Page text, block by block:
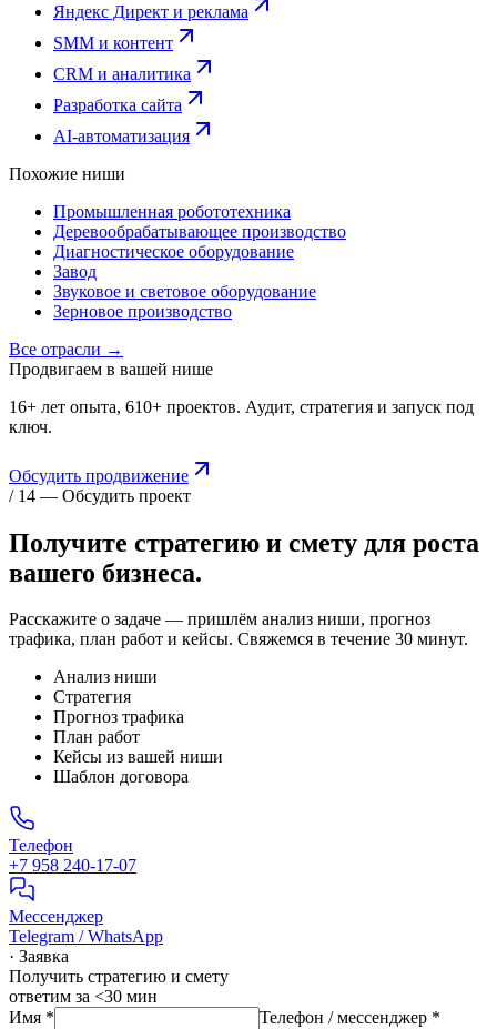
Яндекс Директ и реклама
SMM и контент
CRM и аналитика
Разработка сайта
AI-автоматизация
Похожие ниши
Промышленная робототехника
Деревообрабатывающее производство
Диагностическое оборудование
Завод
Звуковое и световое оборудование
Зерновое производство
Все отрасли →
Продвигаем в вашей нише
16+ лет опыта, 610+ проектов. Аудит, стратегия и запуск под
ключ.
Обсудить продвижение
/ 14 — Обсудить проект
Получите стратегию и смету для роста
вашего бизнеса.
Расскажите о задаче — пришлём анализ ниши, прогноз
трафика, план работ и кейсы. Свяжемся в течение 30 минут.
Анализ ниши
Стратегия
Прогноз трафика
План работ
Кейсы из вашей ниши
Шаблон договора
Телефон
+7 958 240‑17‑07
Мессенджер
Telegram / WhatsApp
· Заявка
Получить стратегию и смету
ответим за <30 мин
Имя * Телефон / мессенджер *